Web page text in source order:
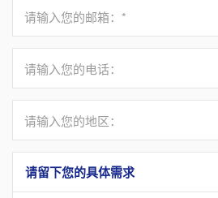
请输入您的邮箱：*
请输入您的电话：
请输入您的地区：
请留下您的具体需求